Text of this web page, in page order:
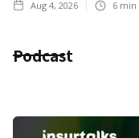
Aug 4, 2026 6 min
Podcast